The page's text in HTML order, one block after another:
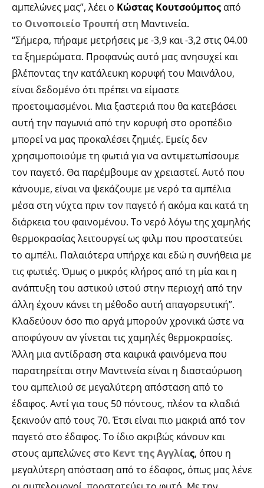
αμπελώνες μας”, λέει ο Κώστας Κουτσούμποςαπό
το Οινοποιείο Τρουπή στη Μαντινεία.
“Σήμερα, πήραμε μετρήσεις με -3,9 και -3,2 στις 04.00
τα ξημερώματα. Προφανώς αυτό μας ανησυχεί και
βλέποντας την κατάλευκη κορυφή του Μαινάλου,
είναι δεδομένο ότι πρέπει να είμαστε
προετοιμασμένοι. Μια ξαστεριά που θα κατεβάσει
αυτή την παγωνιά από την κορυφή στο οροπέδιο
μπορεί να μας προκαλέσει ζημιές. Εμείς δεν
χρησιμοποιούμε τη φωτιά για να αντιμετωπίσουμε
τον παγετό. Θα παρέμβουμε αν χρειαστεί. Αυτό που
κάνουμε, είναι να ψεκάζουμε με νερό τα αμπέλια
μέσα στη νύχτα πριν τον παγετό ή ακόμα και κατά τη
διάρκεια του φαινομένου. Το νερό λόγω της χαμηλής
θερμοκρασίας λειτουργεί ως φιλμ που προστατεύει
το αμπέλι. Παλαιότερα υπήρχε και εδώ η συνήθεια με
τις φωτιές. Όμως ο μικρός κλήρος από τη μία και η
ανάπτυξη του αστικού ιστού στην περιοχή από την
άλλη έχουν κάνει τη μέθοδο αυτή απαγορευτική”.
Κλαδεύουν όσο πιο αργά μπορούν χρονικά ώστε να
αποφύγουν αν γίνεται τις χαμηλές θερμοκρασίες.
Άλλη μια αντίδραση στα καιρικά φαινόμενα που
παρατηρείται στην Μαντινεία είναι η διασταύρωση
του αμπελιού σε μεγαλύτερη απόσταση από το
έδαφος. Αντί για τους 50 πόντους, πλέον τα κλαδιά
ξεκινούν από τους 70. Έτσι είναι πιο μακριά από τον
παγετό στο έδαφος. Το ίδιο ακριβώς κάνουν και
στους αμπελώνεςστο Κεντ της Αγγλίας, όπου η
μεγαλύτερη απόσταση από το έδαφος, όπως μας λένε